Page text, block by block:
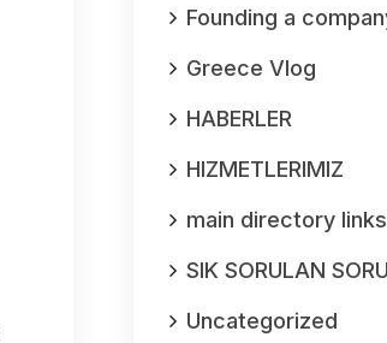
Founding a
Greece Vlog
HABERLER
HIZMETLERIMIZ
main directory links
SIK SORULAN
Uncategorized